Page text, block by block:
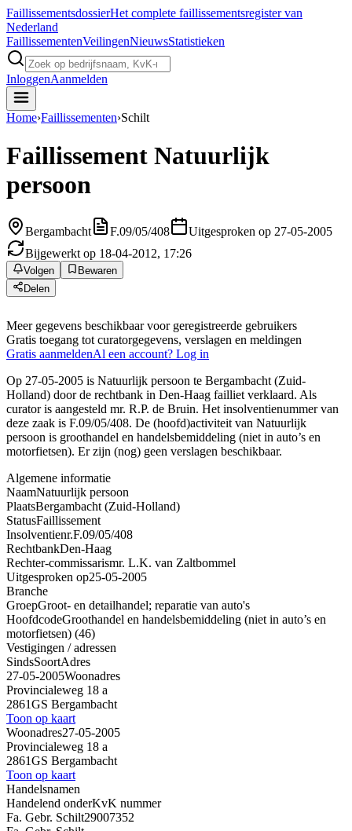
FaillissementsdossierHet complete faillissementsregister van
Nederland
FaillissementenVeilingenNieuwsStatistieken
InloggenAanmelden
Home›Faillissementen›Schilt
Faillissement Natuurlijk
persoon
Bergambacht F.09/05/408
Uitgesproken op 27-05-2005
Bijgewerkt op 18-04-2012, 17:26
Volgen
Bewaren
Delen
Meer gegevens beschikbaar voor geregistreerde gebruikers
Gratis toegang tot curatorgegevens, verslagen en meldingen
Gratis aanmeldenAl een account? Log in
Op 27-05-2005 is Natuurlijk persoon te Bergambacht (Zuid-
Holland) door de rechtbank in Den-Haag failliet verklaard. Als
curator is aangesteld mr. R.P. de Bruin. Het insolventienummer van
deze zaak is F.09/05/408. De (hoofd)activiteit van Natuurlijk
persoon is groothandel en handelsbemiddeling (niet in auto’s en
motorfietsen). Er zijn (nog) geen verslagen beschikbaar.
Algemene informatie
NaamNatuurlijk persoon
PlaatsBergambacht (Zuid-Holland)
StatusFaillissement
Insolventienr.F.09/05/408
RechtbankDen-Haag
Rechter-commissarismr. L.K. van Zaltbommel
Uitgesproken op25-05-2005
Branche
GroepGroot- en detailhandel; reparatie van auto's
HoofdcodeGroothandel en handelsbemiddeling (niet in auto’s en
motorfietsen) (46)
Vestigingen / adressen
SindsSoortAdres
27-05-2005Woonadres
Provincialeweg 18 a
2861GS Bergambacht
Toon op kaart
Woonadres27-05-2005
Provincialeweg 18 a
2861GS Bergambacht
Toon op kaart
Handelsnamen
Handelend onderKvK nummer
Fa. Gebr. Schilt29007352